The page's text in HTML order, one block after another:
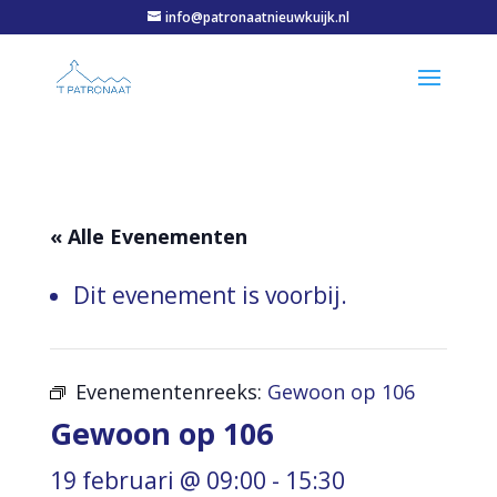
info@patronaatnieuwkuijk.nl
« Alle Evenementen
Dit evenement is voorbij.
Evenementenreeks: Gewoon op 106
Gewoon op 106
19 februari @ 09:00 - 15:30